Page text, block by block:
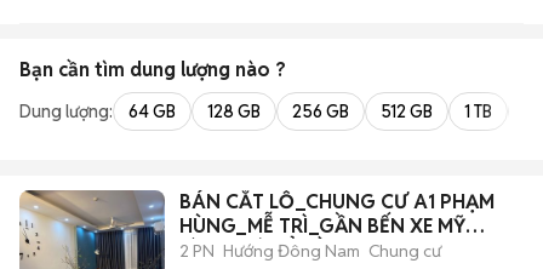
Bạn cần tìm dung lượng nào ?
Dung lượng: 64 GB 128 GB 256 GB 512 GB 1 TB
BÁN CẮT LỖ_CHUNG CƯ A1 PHẠM
HÙNG_MỄ TRÌ_GẦN BẾN XE MỸ
ĐÌNH_CÓ SỔ HỒNG
2 PN Hướng Đông Nam Chung cư